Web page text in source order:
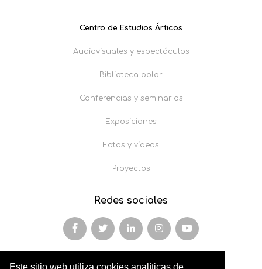
Centro de Estudios Árticos
Audiovisuales y espectáculos
Biblioteca polar
Conferencias y seminarios
Exposiciones
Fotos y vídeos
Proyectos
Redes sociales
Miembro y colaborador de